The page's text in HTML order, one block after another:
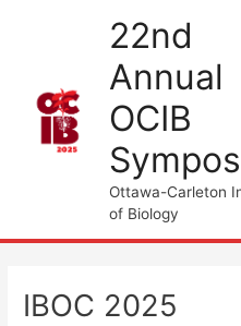
22nd
Annual
OCIB
Ottawa-Carleton
of Biology
IBOC 2025